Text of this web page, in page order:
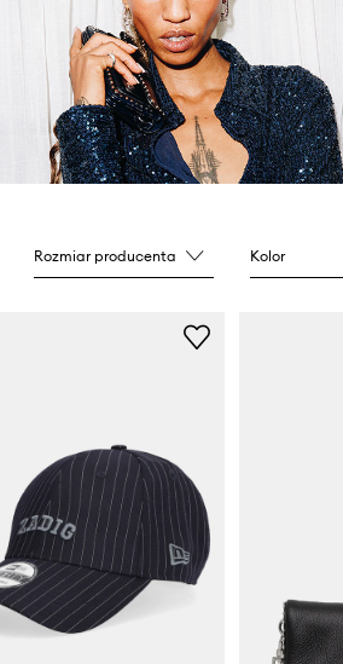
Rozmiar producenta Kolor